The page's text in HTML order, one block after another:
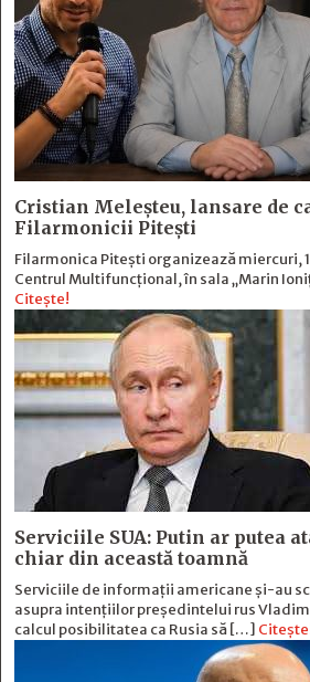
Cristian Meleșteu, lansare de
Filarmonicii Pitești
Filarmonica Pitești organizează miercuri,
Centrul Multifuncțional, în sala „Marin
Citește!
Serviciile SUA: Putin ar putea
chiar din această toamnă
Serviciile de informații americane și-au
asupra intențiilor președintelui rus
calcul posibilitatea ca Rusia să […]